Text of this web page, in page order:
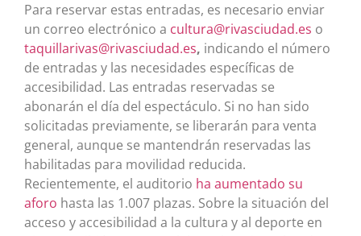
Para reservar estas entradas, es necesario enviar
un correo electrónico a cultura@rivasciudad.es o
taquillarivas@rivasciudad.es, indicando el número
de entradas y las necesidades específicas de
accesibilidad. Las entradas reservadas se
abonarán el día del espectáculo. Si no han sido
solicitadas previamente, se liberarán para venta
general, aunque se mantendrán reservadas las
habilitadas para movilidad reducida.
Recientemente, el auditorio ha aumentado su
aforo hasta las 1.007 plazas. Sobre la situación del
acceso y accesibilidad a la cultura y al deporte en